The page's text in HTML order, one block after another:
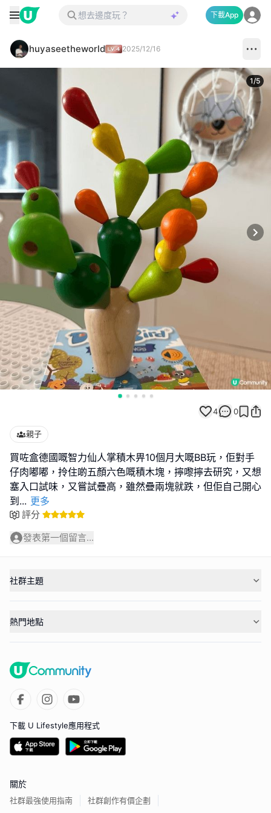
下載App
huyaseetheworld 2025/12/16
1/5
4 0
親子
買咗盒德國嘅智力仙人掌積木畀10個月大嘅BB玩，佢對手
仔肉嘟嘟，拎住啲五顏六色嘅積木塊，擰嚟擰去研究，又想
塞入口試味，又嘗試疊高，雖然疊兩塊就跌，但佢自己開心
到... 更多
評分
發表第一個留言...
社群主題
熱門地點
下載 U Lifestyle應用程式
關於
社群最強使用指南 社群創作有價企劃